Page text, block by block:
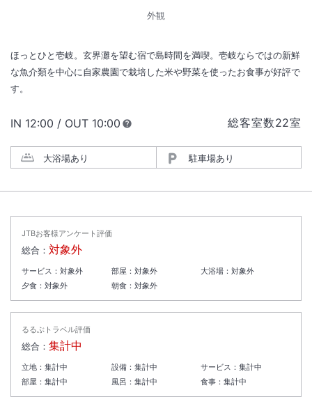
外観
ほっとひと壱岐。玄界灘を望む宿で島時間を満喫。壱岐ならではの新鮮
な魚介類を中心に自家農園で栽培した米や野菜を使ったお食事が好評で
す。
総客室数22室
IN チェックイン
12:00 / OUT チェックアウト
10:00
大浴場あり 駐車場あり
JTBお客様アンケート評価
総合： 対象外
サービス： 対象外 部屋： 対象外 大浴場：対象外
夕食： 対象外 朝食： 対象外
るるぶトラベル評価
総合： 集計中
立地： 集計中 設備： 集計中 サービス：集計中
部屋： 集計中 風呂： 集計中 食事：集計中